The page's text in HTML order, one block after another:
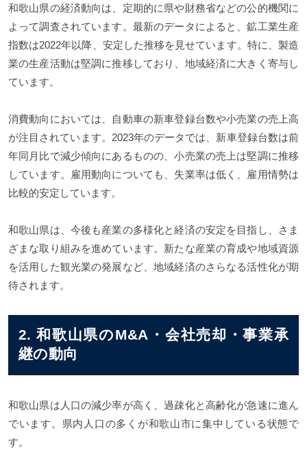
和歌山県の経済動向は、定期的に県や財務省などの公的機関に
よって調査されています。最新のデータによると、鉱工業生産
指数は2022年以降、安定した推移を見せています。特に、製造
業の生産活動は堅調に推移しており、地域経済に大きく寄与し
ています。
消費動向においては、自動車の新車登録台数や小売業の売上高
が注目されています。2023年のデータでは、新車登録台数は前
年同月比で減少傾向にあるものの、小売業の売上は堅調に推移
しています。雇用動向についても、失業率は低く、雇用情勢は
比較的安定しています。
和歌山県は、今後も産業の多様化と経済の安定を目指し、さま
ざまな取り組みを進めています。新たな産業の育成や地域資源
を活用した観光業の発展など、地域経済のさらなる活性化が期
待されます。
2. 和歌山県のM&A・会社売却・事業承
継の動向
和歌山県は人口の減少率が高く、過疎化と高齢化が急速に進ん
でいます。県内人口の多くが和歌山市に集中している状態で
す。